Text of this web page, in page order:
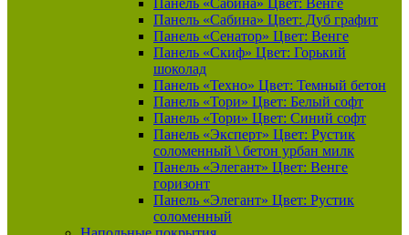
Панель «Сабина» Цвет: Венге
Панель «Сабина» Цвет: Дуб графит
Панель «Сенатор» Цвет: Венге
Панель «Скиф» Цвет: Горький
шоколад
Панель «Техно» Цвет: Темный бетон
Панель «Тори» Цвет: Белый софт
Панель «Тори» Цвет: Синий софт
Панель «Эксперт» Цвет: Рустик
соломенный \ бетон урбан милк
Панель «Элегант» Цвет: Венге
горизонт
Панель «Элегант» Цвет: Рустик
соломенный